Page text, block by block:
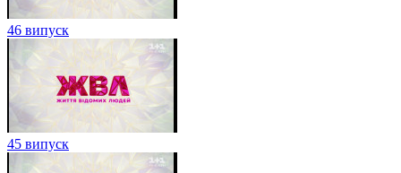
46 випуск
45 випуск